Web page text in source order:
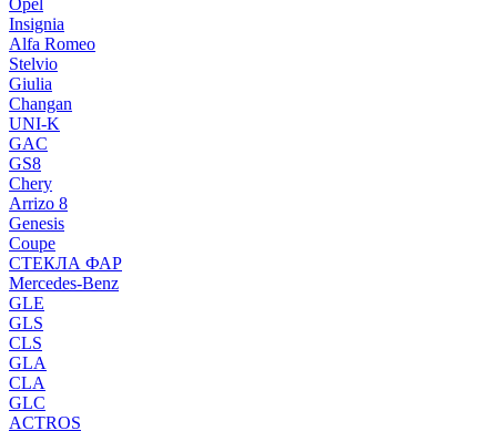
Opel
Insignia
Alfa Romeo
Stelvio
Giulia
Changan
UNI-K
GAC
GS8
Chery
Arrizo 8
Genesis
Coupe
СТЕКЛА ФАР
Mercedes-Benz
GLE
GLS
CLS
GLA
CLA
GLC
ACTROS